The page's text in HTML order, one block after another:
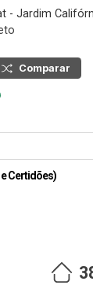
- Jardim
Comparar
Certidões)